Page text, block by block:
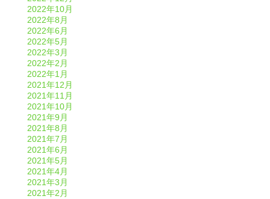
2022年10月
2022年8月
2022年6月
2022年5月
2022年3月
2022年2月
2022年1月
2021年12月
2021年11月
2021年10月
2021年9月
2021年8月
2021年7月
2021年6月
2021年5月
2021年4月
2021年3月
2021年2月